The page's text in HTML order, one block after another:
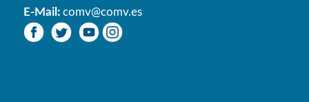
E-Mail: comv@comv.es